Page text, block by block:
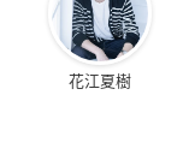
花江夏樹